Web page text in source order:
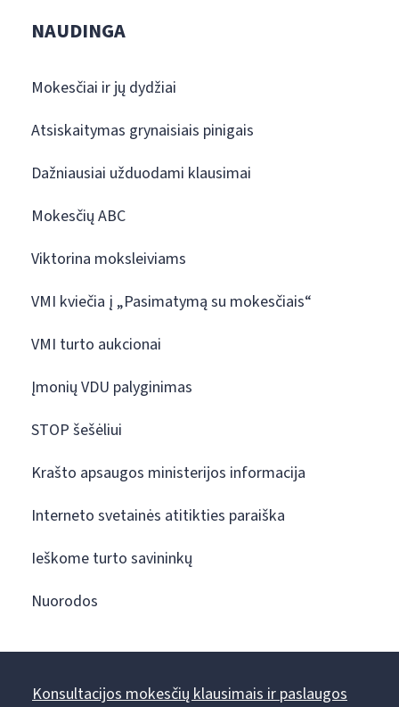
NAUDINGA
Mokesčiai ir jų dydžiai
Atsiskaitymas grynaisiais pinigais
Dažniausiai užduodami klausimai
Mokesčių ABC
Viktorina moksleiviams
VMI kviečia į „Pasimatymą su mokesčiais“
VMI turto aukcionai
Įmonių VDU palyginimas
STOP šešėliui
Krašto apsaugos ministerijos informacija
Interneto svetainės atitikties paraiška
Ieškome turto savininkų
Nuorodos
Konsultacijos mokesčių klausimais ir paslaugos